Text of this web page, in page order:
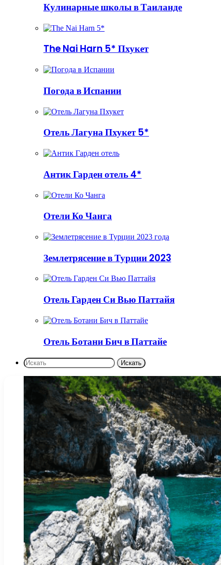
Кулинарные школы в Таиланде
The Nai Harn 5* Пхукет
Погода в Испании
Отель Лагуна Пхукет 5*
Антик Гарден отель 4*
Отели Ко Чанга
Землетрясение в Турции 2023
Отель Гарден Си Вью Паттайя
Отель Ботани Бич в Паттайе
Искать